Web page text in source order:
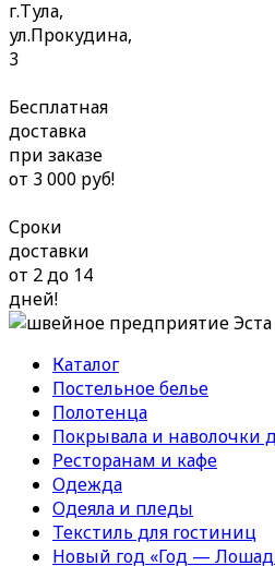
г.Тула,
ул.Прокудина,
3
Бесплатная
доставка
при заказе
от 3 000 руб!
Сроки
доставки
от 2 до 14
дней!
Каталог
Постельное белье
Полотенца
Покрывала и наволочки
Ресторанам и кафе
Одежда
Одеяла и пледы
Текстиль для гостиниц
Новый год «Год —